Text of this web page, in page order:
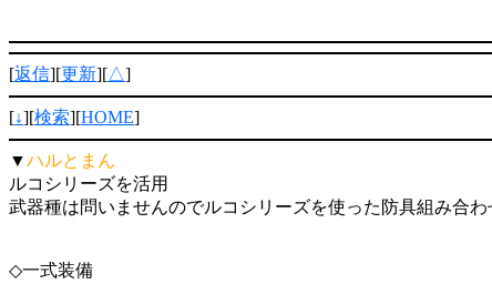
[返信][更新][△]
[↓][検索][HOME]
▼ハルとまん
ルコシリーズを活用
武器種は問いませんのでルコシリーズを使った防具組み合
◇一式装備